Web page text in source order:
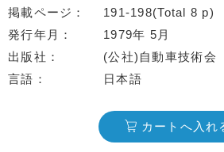
掲載ページ
191-198(Total 8 p)
発行年月
1979年 5月
出版社
(公社)自動車技術会
言語
日本語
カートへ入れ